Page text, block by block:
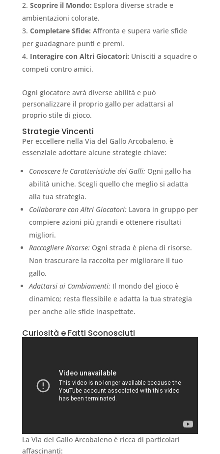
Scoprire il Mondo: Esplora diverse strade e
ambientazioni colorate.
Completare Sfide: Affronta e supera varie sfide
per guadagnare punti e premi.
Interagire con Altri Giocatori: Unisciti a squadre o
competi contro amici.
Ogni giocatore avrà diverse abilità e può
personalizzare il proprio gallo per adattarsi al
proprio stile di gioco.
Strategie Vincenti
Per eccellere nella Via del Gallo Arcobaleno, è
essenziale adottare alcune strategie chiave:
Conoscere le Caratteristiche dei Galli:Ogni gallo ha
abilità uniche. Scegli quello che meglio si adatta
alla tua strategia.
Collaborare con Altri Giocatori:Lavora in gruppo per
compiere azioni più grandi e ottenere risultati
migliori.
Raccogliere Risorse:Ogni strada è piena di risorse.
Non trascurare la raccolta per migliorare il tuo
gallo.
Adattarsi ai Cambiamenti:Il mondo del gioco è
dinamico; resta flessibile e adatta la tua strategia
per anche alle sfide inaspettate.
Curiosità e Fatti Sconosciuti
La Via del Gallo Arcobaleno è ricca di particolari
affascinanti: